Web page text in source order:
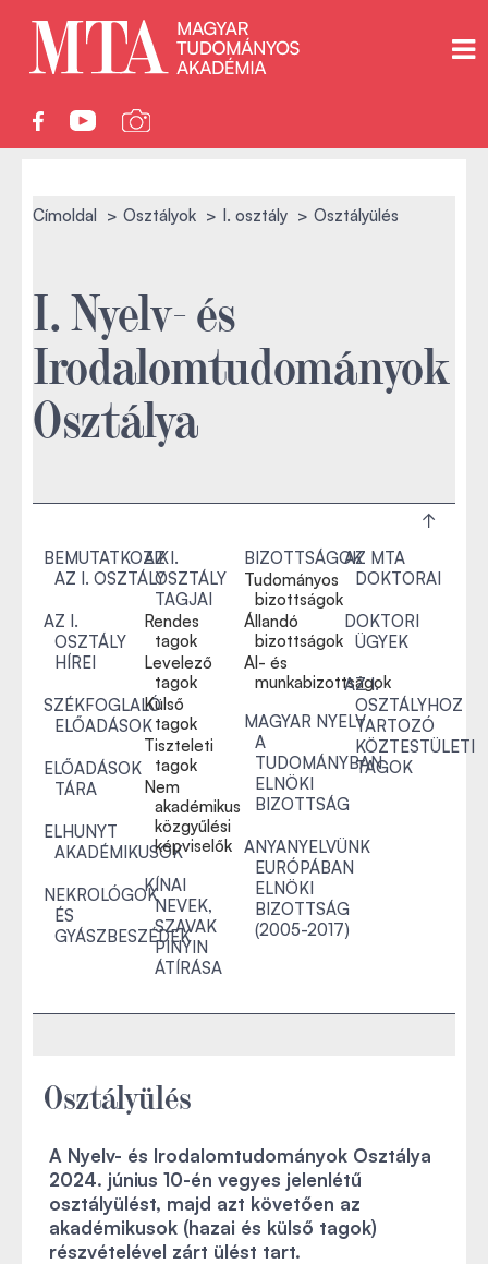
Címoldal Osztályok I. osztály Osztályülés
I. Nyelv- és
Irodalomtudományok
Osztálya
BEMUTATKOZIK
AZ I. OSZTÁLY
AZ I.
OSZTÁLY
HÍREI
SZÉKFOGLALÓ
ELŐADÁSOK
ELŐADÁSOK
TÁRA
ELHUNYT
AKADÉMIKUSOK
NEKROLÓGOK
ÉS
GYÁSZBESZÉDEK
AZ I.
OSZTÁLY
TAGJAI
Rendes
tagok
Levelező
tagok
Külső
tagok
Tiszteleti
tagok
Nem
akadémikus
közgyűlési
képviselők
KÍNAI
NEVEK,
SZAVAK
PINYIN
ÁTÍRÁSA
BIZOTTSÁGOK
Tudományos
bizottságok
Állandó
bizottságok
Al- és
munkabizottságok
MAGYAR NYELV
A
TUDOMÁNYBAN
ELNÖKI
BIZOTTSÁG
ANYANYELVÜNK
EURÓPÁBAN
ELNÖKI
BIZOTTSÁG
(2005-2017)
AZ MTA
DOKTORAI
DOKTORI
ÜGYEK
AZ I.
OSZTÁLYHOZ
TARTOZÓ
KÖZTESTÜLETI
TAGOK
Osztályülés
A Nyelv- és Irodalomtudományok Osztálya
2024. június 10-én vegyes jelenlétű
osztályülést, majd azt követően az
akadémikusok (hazai és külső tagok)
részvételével zárt ülést tart.